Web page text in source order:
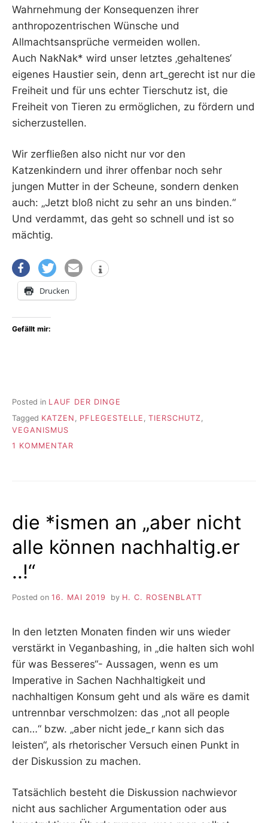
Wahrnehmung der Konsequenzen ihrer
anthropozentrischen Wünsche und
Allmachtsansprüche vermeiden wollen.
Auch NakNak* wird unser letztes ‚gehaltenes‘
eigenes Haustier sein, denn art_gerecht ist nur die
Freiheit und für uns echter Tierschutz ist, die
Freiheit von Tieren zu ermöglichen, zu fördern und
sicherzustellen.
Wir zerfließen also nicht nur vor den
Katzenkindern und ihrer offenbar noch sehr
jungen Mutter in der Scheune, sondern denken
auch: „Jetzt bloß nicht zu sehr an uns binden.“
Und verdammt, das geht so schnell und ist so
mächtig.
Drucken
Gefällt mir:
Posted in LAUF DER DINGE
Tagged KATZEN PFLEGESTELLE TIERSCHUTZ
VEGANISMUS
1 KOMMENTAR
die *ismen an „aber nicht
alle können nachhaltig.er
..!“
Posted on 16. MAI 2019 by H. C. ROSENBLATT
In den letzten Monaten finden wir uns wieder
verstärkt in Veganbashing, in „die halten sich wohl
für was Besseres“- Aussagen, wenn es um
Imperative in Sachen Nachhaltigkeit und
nachhaltigen Konsum geht und als wäre es damit
untrennbar verschmolzen: das „not all people
can…“ bzw. „aber nicht jede_r kann sich das
leisten“, als rhetorischer Versuch einen Punkt in
der Diskussion zu machen.
Tatsächlich besteht die Diskussion nachwievor
nicht aus sachlicher Argumentation oder aus